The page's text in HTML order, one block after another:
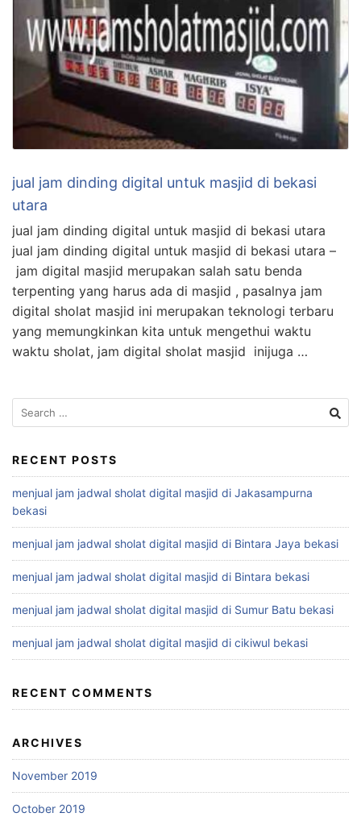
jual jam dinding digital untuk masjid di bekasi
utara
jual jam dinding digital untuk masjid di bekasi utara
jual jam dinding digital untuk masjid di bekasi utara –
jam digital masjid merupakan salah satu benda
terpenting yang harus ada di masjid , pasalnya jam
digital sholat masjid ini merupakan teknologi terbaru
yang memungkinkan kita untuk mengethui waktu
waktu sholat, jam digital sholat masjid inijuga …
Search
for:
RECENT POSTS
menjual jam jadwal sholat digital masjid di Jakasampurna
bekasi
menjual jam jadwal sholat digital masjid di Bintara Jaya bekasi
menjual jam jadwal sholat digital masjid di Bintara bekasi
menjual jam jadwal sholat digital masjid di Sumur Batu bekasi
menjual jam jadwal sholat digital masjid di cikiwul bekasi
RECENT COMMENTS
ARCHIVES
November 2019
October 2019